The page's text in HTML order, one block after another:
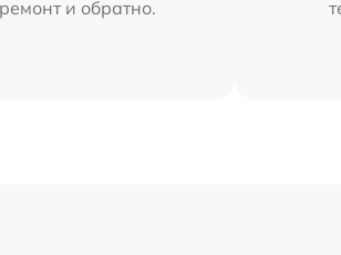
ремонт и обратно.